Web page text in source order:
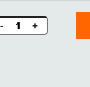
- +